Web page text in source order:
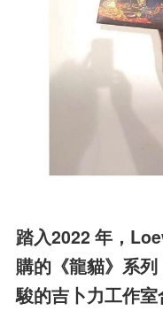
踏入2022 年，
購的《龍貓》系
駿的吉卜力工作室